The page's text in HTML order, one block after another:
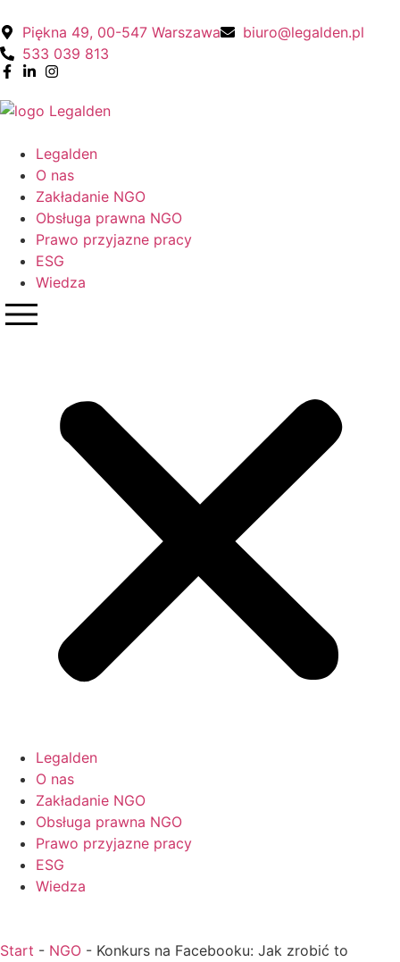
Piękna 49, 00-547 Warszawa
biuro@legalden.pl
533 039 813
Legalden
O nas
Zakładanie NGO
Obsługa prawna NGO
Prawo przyjazne pracy
ESG
Wiedza
Legalden
O nas
Zakładanie NGO
Obsługa prawna NGO
Prawo przyjazne pracy
ESG
Wiedza
Start - NGO - Konkurs na Facebooku: Jak zrobić to